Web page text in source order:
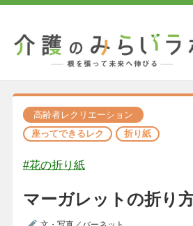
高齢者レクリエーション
座ってできるレク
折り紙
#花の折り紙
マーガレットの折り方